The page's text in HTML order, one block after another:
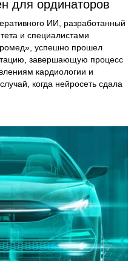
для ординаторов
ИИ, разработанный
и специалистами
успешно прошел
завершающую процесс
кардиологии и
когда нейросеть сдала